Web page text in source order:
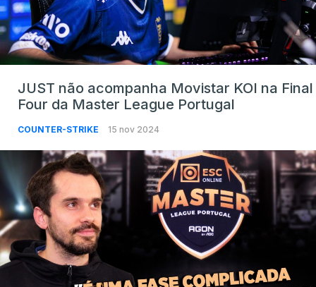
JUST não acompanha Movistar KOI na Final
Four da Master League Portugal
COUNTER-STRIKE 15 nov 2024